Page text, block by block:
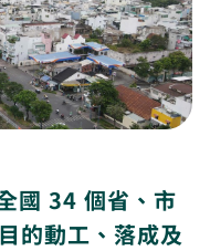
國 34 個省、市
的動工、落成及